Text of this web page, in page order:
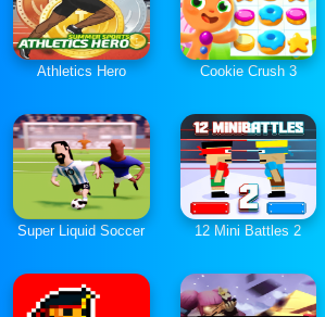
Athletics Hero Cookie Crush 3
Super Liquid Soccer 12 Mini Battles 2